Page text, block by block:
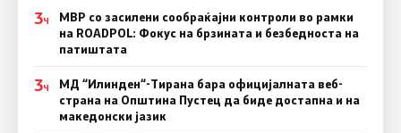
3Ч
МВР со засилени сообраќајни контроли во рамки
на ROADPOL: Фокус на брзината и безбедноста на
патиштата
3Ч
МД “Илинден“-Тирана бара официјалната веб-
страна на Општина Пустец да биде достапна и на
македонски јазик